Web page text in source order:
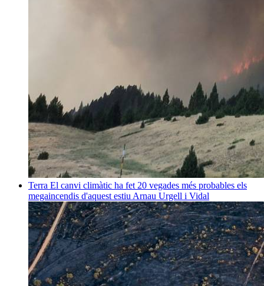
Terra El canvi climàtic ha fet 20 vegades més probables els
megaincendis d'aquest estiu Arnau Urgell i Vidal